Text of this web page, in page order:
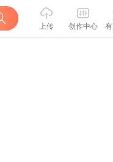
上传 创作中心